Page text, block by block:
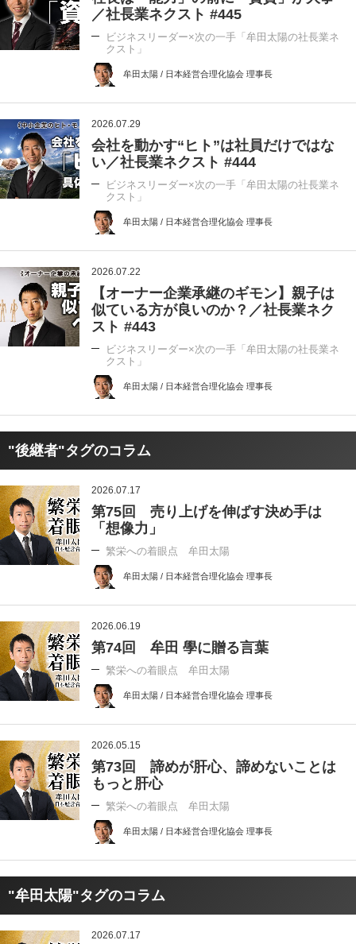
／社長業ネクスト #445
ビジネスリーダー×次の一手「牟田太陽の社長業ネ
クスト」
牟田太陽 / 日本経営合理化協会 理事長
2026.07.29
会社を動かす“ヒト”は社員だけではな
い／社長業ネクスト #444
ビジネスリーダー×次の一手「牟田太陽の社長業ネ
クスト」
牟田太陽 / 日本経営合理化協会 理事長
2026.07.22
【オーナー企業承継のギモン】親子は
似ている方が良いのか？／社長業ネク
スト #443
ビジネスリーダー×次の一手「牟田太陽の社長業ネ
クスト」
牟田太陽 / 日本経営合理化協会 理事長
"後継者"タグのコラム
2026.07.17
第75回 売り上げを伸ばす決め手は
「想像力」
繁栄への着眼点 牟田太陽
牟田太陽 / 日本経営合理化協会 理事長
2026.06.19
第74回 牟田 學に贈る言葉
繁栄への着眼点 牟田太陽
牟田太陽 / 日本経営合理化協会 理事長
2026.05.15
第73回 諦めが肝心、諦めないことは
もっと肝心
繁栄への着眼点 牟田太陽
牟田太陽 / 日本経営合理化協会 理事長
"牟田太陽"タグのコラム
2026.07.17